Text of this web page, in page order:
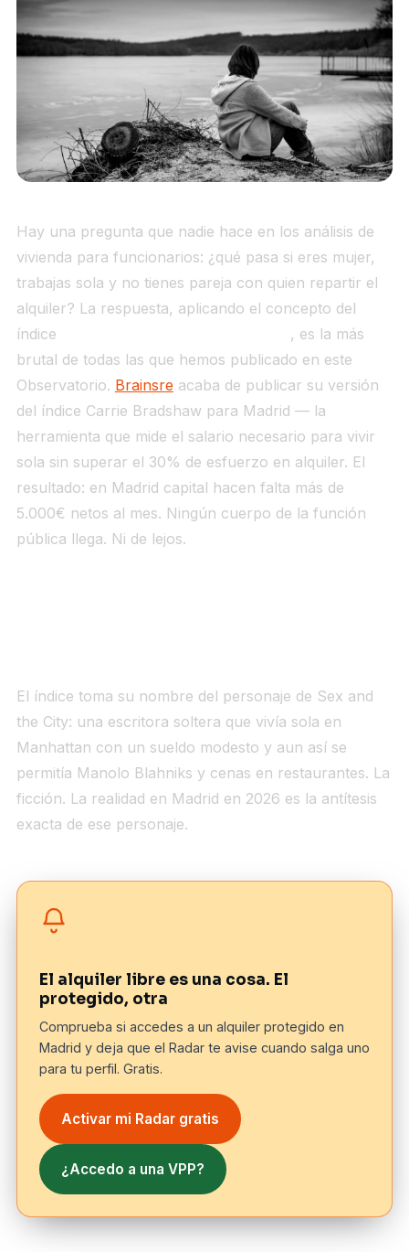
Hay una pregunta que nadie hace en los análisis de
vivienda para funcionarios: ¿qué pasa si eres mujer,
trabajas sola y no tienes pareja con quien repartir el
alquiler? La respuesta, aplicando el concepto del
índice
, es la más
brutal de todas las que hemos publicado en este
Observatorio. Brainsreacaba de publicar su versión
del índice Carrie Bradshaw para Madrid — la
herramienta que mide el salario necesario para vivir
sola sin superar el 30% de esfuerzo en alquiler. El
resultado: en Madrid capital hacen falta más de
5.000€ netos al mes. Ningún cuerpo de la función
pública llega. Ni de lejos.
El índice toma su nombre del personaje de Sex and
the City: una escritora soltera que vivía sola en
Manhattan con un sueldo modesto y aun así se
permitía Manolo Blahniks y cenas en restaurantes. La
ficción. La realidad en Madrid en 2026 es la antítesis
exacta de ese personaje.
El alquiler libre es una cosa. El
protegido, otra
Comprueba si accedes a un alquiler protegido en
Madrid y deja que el Radar te avise cuando salga uno
para tu perfil. Gratis.
Activar mi Radar gratis
¿Accedo a una VPP?